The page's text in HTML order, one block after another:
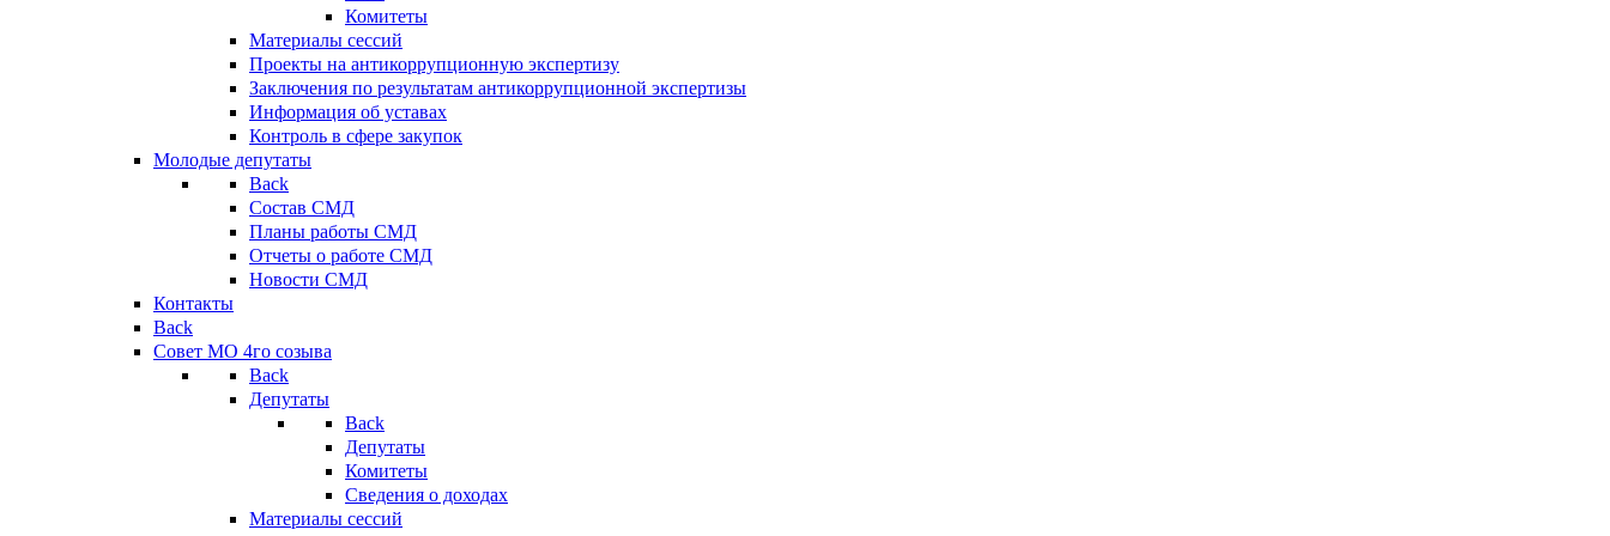
Комитеты
Материалы сессий
Проекты на антикоррупционную экспертизу
Заключения по результатам антикоррупционной экспертизы
Информация об уставах
Контроль в сфере закупок
Молодые депутаты
Back
Состав СМД
Планы работы СМД
Отчеты о работе СМД
Новости СМД
Контакты
Back
Совет МО 4го созыва
Back
Депутаты
Back
Депутаты
Комитеты
Сведения о доходах
Материалы сессий